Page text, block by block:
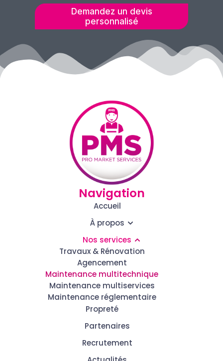
Demandez un devis
personnalisé
Navigation
Accueil
À propos
Nos services
Travaux & Rénovation
Agencement
Maintenance multitechnique
Maintenance multiservices
Maintenance réglementaire
Propreté
Partenaires
Recrutement